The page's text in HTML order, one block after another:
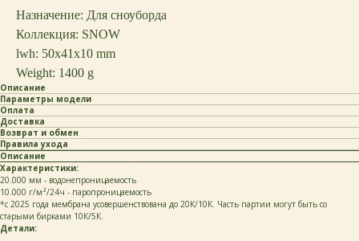
Назначение: Для сноуборда
Коллекция: SNOW
lwh: 50x41x10 mm
Weight: 1400 g
Описание
Параметры модели
Оплата
Доставка
Возврат и обмен
Правила ухода
Описание
Характеристики:
20.000 мм - водонепроницаемость
10.000 г/м²/24ч - паропроницаемость
*c 2025 года мембрана усовершенствована до 20К/10К. Часть партии могут быть со
старыми бирками 10К/5К.
Детали: